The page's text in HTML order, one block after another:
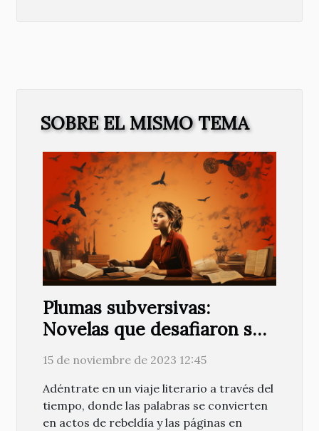
SOBRE EL MISMO TEMA
Plumas subversivas:
Novelas que desafiaron su
tiempo
15 de noviembre de 2023 12:45
Adéntrate en un viaje literario a través del
tiempo, donde las palabras se convierten
en actos de rebeldía y las páginas en